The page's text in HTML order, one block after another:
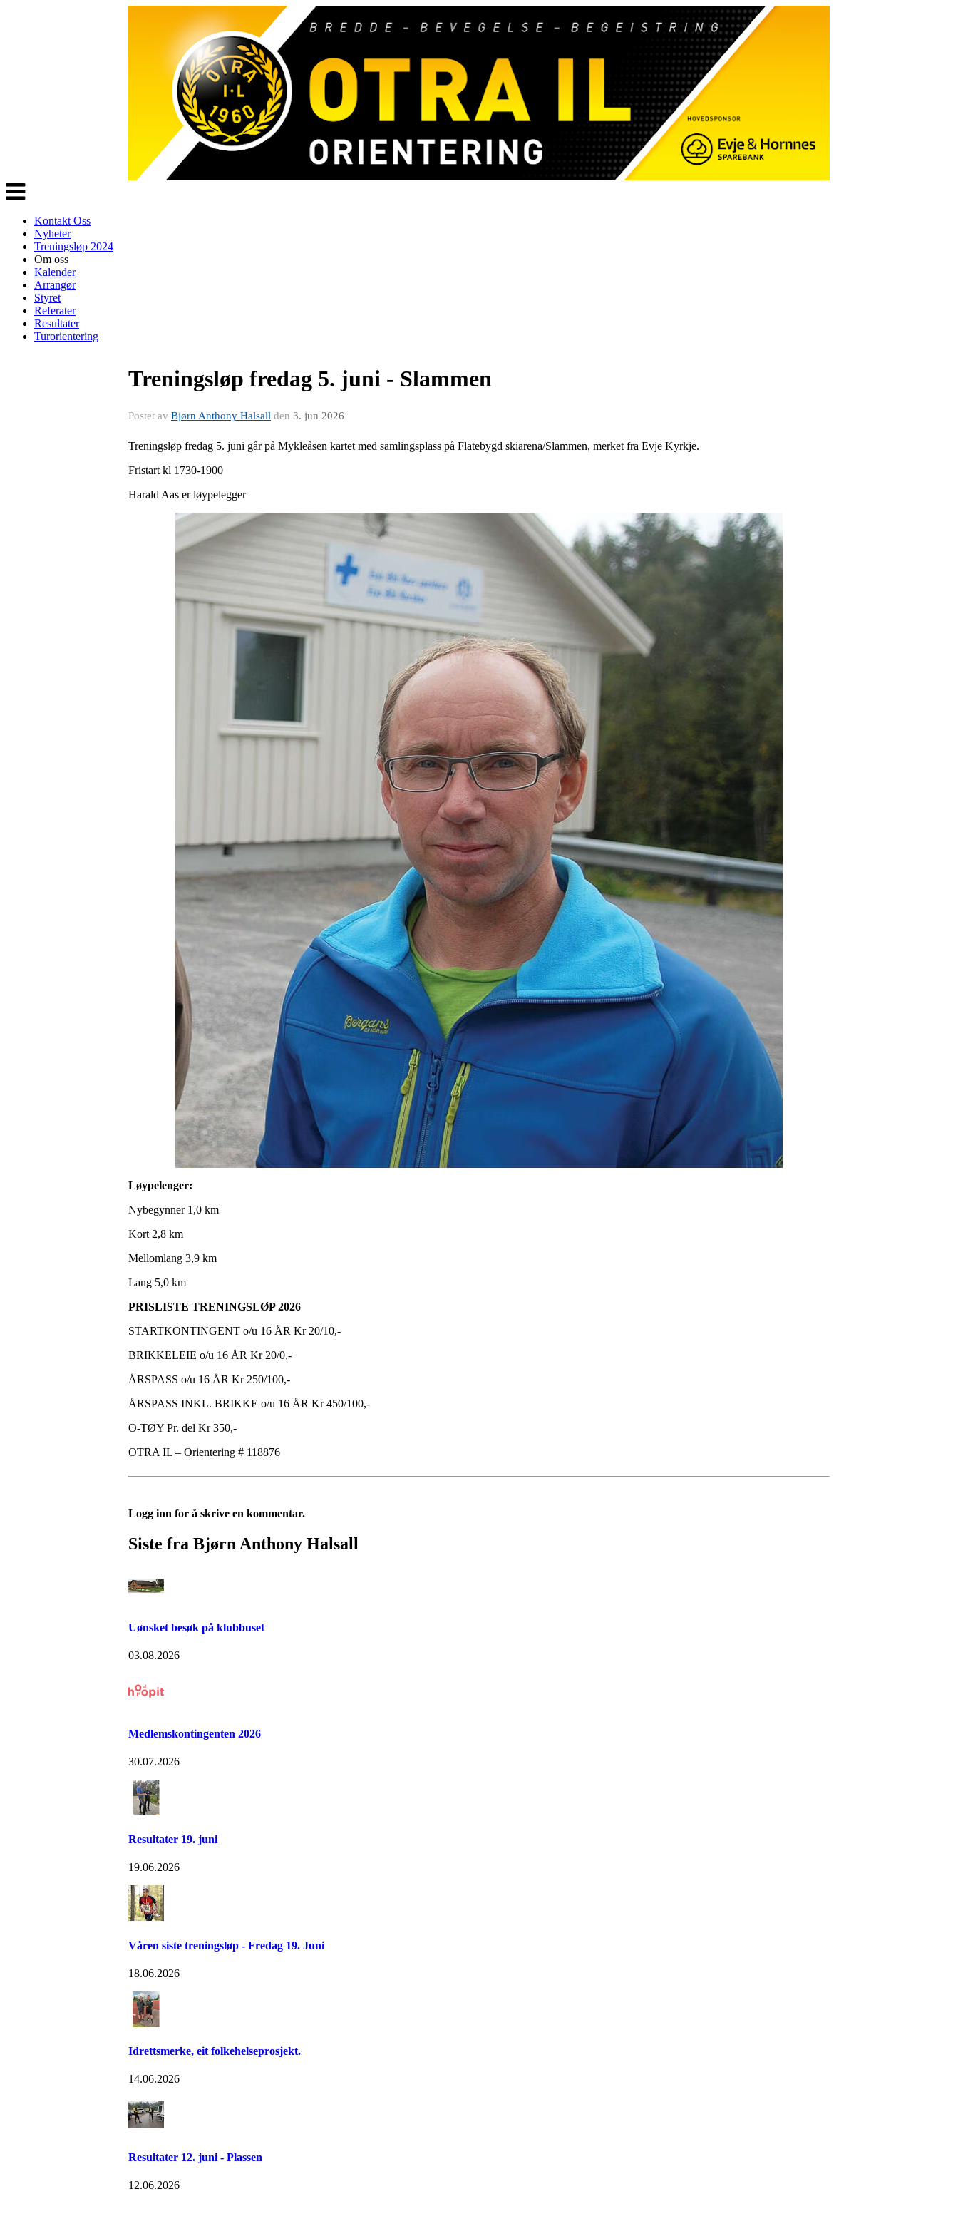
Veksle
navigasjon
Kontakt Oss
Nyheter
Treningsløp 2024
Om oss
Kalender
Arrangør
Styret
Referater
Resultater
Turorientering
Treningsløp fredag 5. juni - Slammen
Postet av Bjørn Anthony Halsall den 3. jun 2026
Treningsløp fredag 5. juni går på Mykleåsen kartet med samlingsplass på Flatebygd skiarena/Slammen, merket fra Evje Kyrkje.
Fristart kl 1730-1900
Harald Aas er løypelegger
Løypelenger:
Nybegynner 1,0 km
Kort 2,8 km
Mellomlang 3,9 km
Lang 5,0 km
PRISLISTE TRENINGSLØP 2026
STARTKONTINGENT o/u 16 ÅR Kr 20/10,-
BRIKKELEIE o/u 16 ÅR Kr 20/0,-
ÅRSPASS o/u 16 ÅR Kr 250/100,-
ÅRSPASS INKL. BRIKKE o/u 16 ÅR Kr 450/100,-
O-TØY Pr. del Kr 350,-
OTRA IL – Orientering # 118876
Logg inn for å skrive en kommentar.
Siste fra Bjørn Anthony Halsall
Uønsket besøk på klubbuset
03.08.2026
Medlemskontingenten 2026
30.07.2026
Resultater 19. juni
19.06.2026
Våren siste treningsløp - Fredag 19. Juni
18.06.2026
Idrettsmerke, eit folkehelseprosjekt.
14.06.2026
Resultater 12. juni - Plassen
12.06.2026